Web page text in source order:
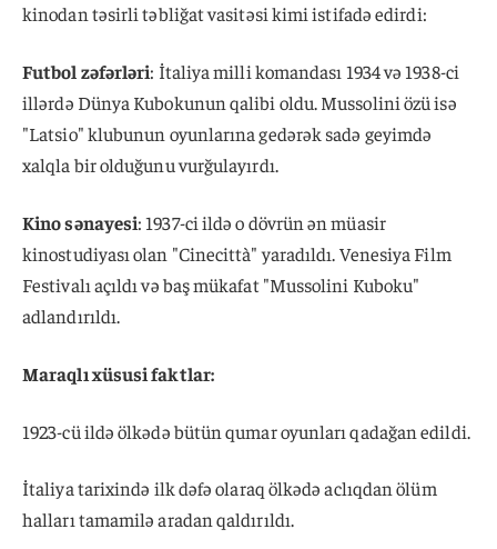
kinodan təsirli təbliğat vasitəsi kimi istifadə edirdi:
Futbol zəfərləri: İtaliya milli komandası 1934 və 1938-ci
illərdə Dünya Kubokunun qalibi oldu. Mussolini özü isə
"Latsio" klubunun oyunlarına gedərək sadə geyimdə
xalqla bir olduğunu vurğulayırdı.
Kino sənayesi: 1937-ci ildə o dövrün ən müasir
kinostudiyası olan "Cinecittà" yaradıldı. Venesiya Film
Festivalı açıldı və baş mükafat "Mussolini Kuboku"
adlandırıldı.
Maraqlı xüsusi faktlar:
1923-cü ildə ölkədə bütün qumar oyunları qadağan edildi.
İtaliya tarixində ilk dəfə olaraq ölkədə aclıqdan ölüm
halları tamamilə aradan qaldırıldı.